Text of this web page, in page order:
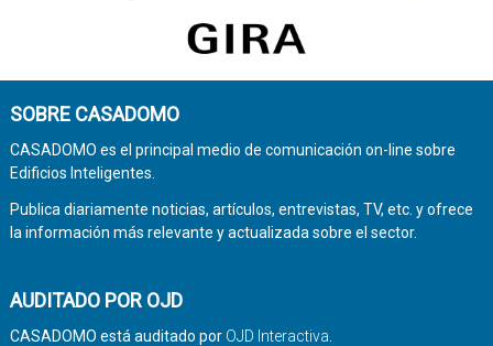
SOBRE CASADOMO
CASADOMO es el principal medio de comunicación on-line sobre
Edificios Inteligentes.
Publica diariamente noticias, artículos, entrevistas, TV, etc. y ofrece
la información más relevante y actualizada sobre el sector.
AUDITADO POR OJD
CASADOMO está auditado por OJD Interactiva